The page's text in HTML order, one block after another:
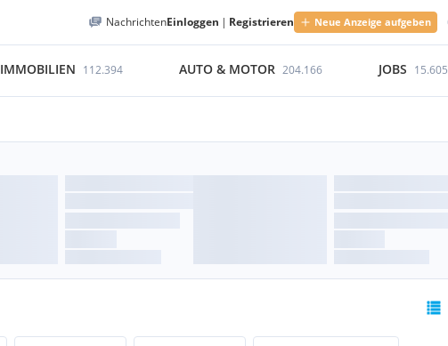
NachrichtenEinloggen | Registrieren Neue Anzeige aufgeben
IMMOBILIEN 112.394 AUTO & MOTOR 204.166 JOBS 15.605